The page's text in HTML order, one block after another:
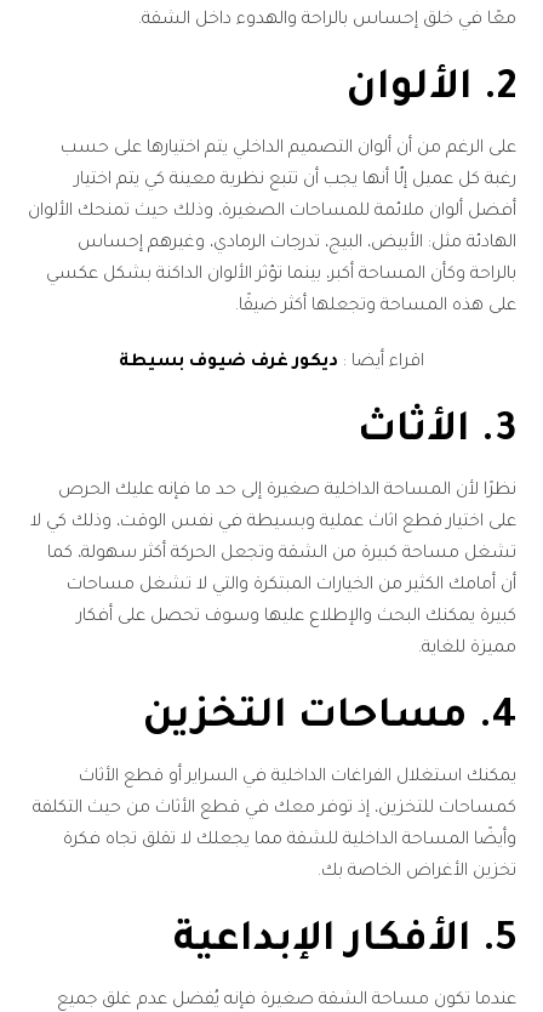
معًا في خلق إحساس بالراحة والهدوء داخل الشقة.
2. الألوان
على الرغم من أن ألوان التصميم الداخلي يتم اختيارها على حسب
رغبة كل عميل إلّا أنها يجب أن تتبع نظرية معينة كي يتم اختيار
أفضل ألوان ملائمة للمساحات الصغيرة، وذلك حيث تمنحك الألوان
الهادئة مثل: الأبيض، البيج، تدرجات الرمادي، وغيرهم إحساس
بالراحة وكأن المساحة أكبر، بينما تؤثر الألوان الداكنة بشكل عكسي
على هذه المساحة وتجعلها أكثر ضيقًا.
اقراء أيضا : ديكور غرف ضيوف بسيطة
3. الأثاث
نظرًا لأن المساحة الداخلية صغيرة إلى حد ما فإنه عليك الحرص
على اختيار قطع اثاث عملية وبسيطة في نفس الوقت، وذلك كي لا
تشغل مساحة كبيرة من الشقة وتجعل الحركة أكثر سهولة، كما
أن أمامك الكثير من الخيارات المبتكرة والتي لا تشغل مساحات
كبيرة يمكنك البحث والإطلاع عليها وسوف تحصل على أفكار
مميزة للغاية.
4. مساحات التخزين
يمكنك استغلال الفراغات الداخلية في السراير أو قطع الأثاث
كمساحات للتخزين، إذ توفر معك في قطع الأثاث من حيث التكلفة
وأيضًا المساحة الداخلية للشقة مما يجعلك لا تقلق تجاه فكرة
تخزين الأغراض الخاصة بك.
5. الأفكار الإبداعية
عندما تكون مساحة الشقة صغيرة فإنه يُفضل عدم غلق جميع